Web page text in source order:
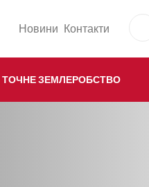
Новини Контакти
ТОЧНЕ ЗЕМЛЕРОБСТВО